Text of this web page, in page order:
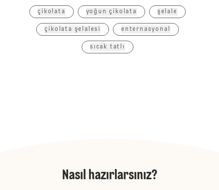
çikolata yoğun çikolata şelale
çikolata şelalesi enternasyonal
sıcak tatlı
Nasıl hazırlarsınız?